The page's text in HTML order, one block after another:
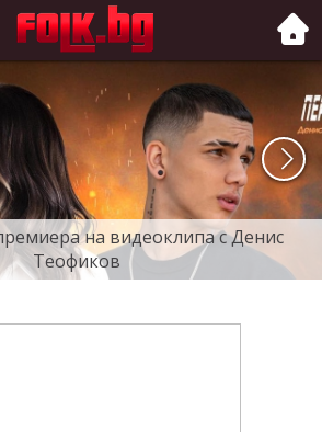
на видеоклипа с Денис
Теофиков